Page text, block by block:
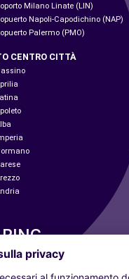
Milano Linate (LIN)
Napoli-Capodichino (NAP)
Palermo (PMO)
CENTRO CITTÀ